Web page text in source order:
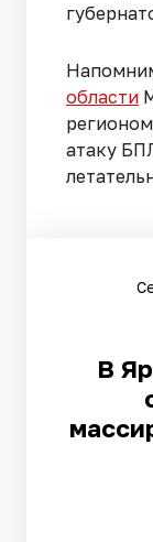
области
атаку
В